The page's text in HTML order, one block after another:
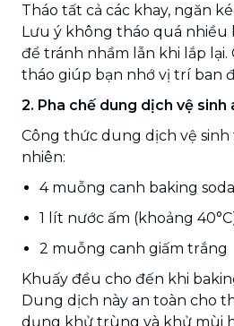
Tháo tất cả các khay, ngăn
Lưu ý không tháo quá
để tránh nhầm lẫn khi lắp
tháo giúp bạn nhớ vị trí ban
2. Pha chế dung dịch vệ sinh
Công thức dung dịch vệ
nhiên:
4 muỗng canh baking soda
1 lít nước ấm (khoảng
2 muỗng canh giấm trắng
Khuấy đều cho đến khi
Dung dịch này an toàn cho
dụng khử trùng và khử mùi